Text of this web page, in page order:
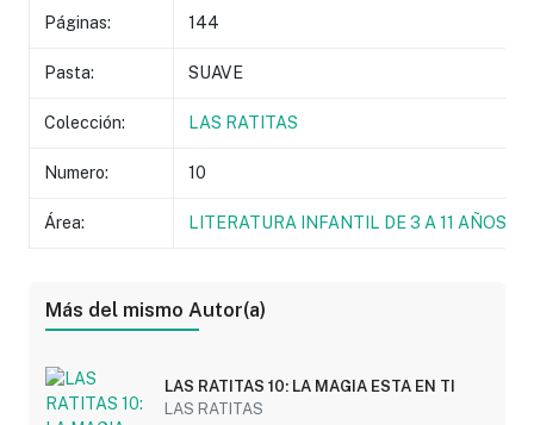
Páginas: 144
Pasta: SUAVE
Colección: LAS RATITAS
Numero: 10
Área: LITERATURA INFANTIL DE 3 A 11 AÑOS
Más del mismo Autor(a)
LAS RATITAS 10: LA MAGIA ESTA EN TI
LAS RATITAS